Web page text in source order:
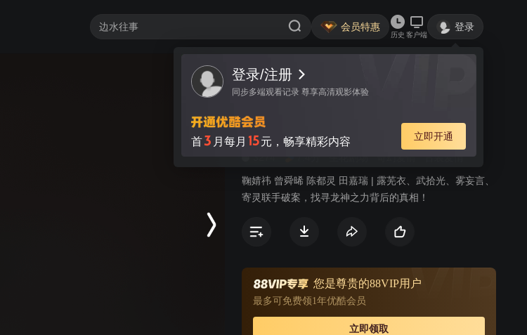
会员特惠
历史 客户端
登录
登录/注册
同步多端观看记录 尊享高清观影体验
首3 月每月 15元，畅享精彩内容 立即开通
客户端最高帧享4K 视频 讨论
月鳞绮纪
7.4分 生花剧场 奇幻爱情 古装爱情
鞠婧祎 曾舜晞 陈都灵 田嘉瑞 | 露芜衣、武拾光、雾妄言、
寄灵联手破案，找寻龙神之力背后的真相！
您是尊贵的88VIP用户
最多可免费领1年优酷会员
立即领取